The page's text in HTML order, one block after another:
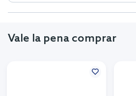
Vale la pena comprar